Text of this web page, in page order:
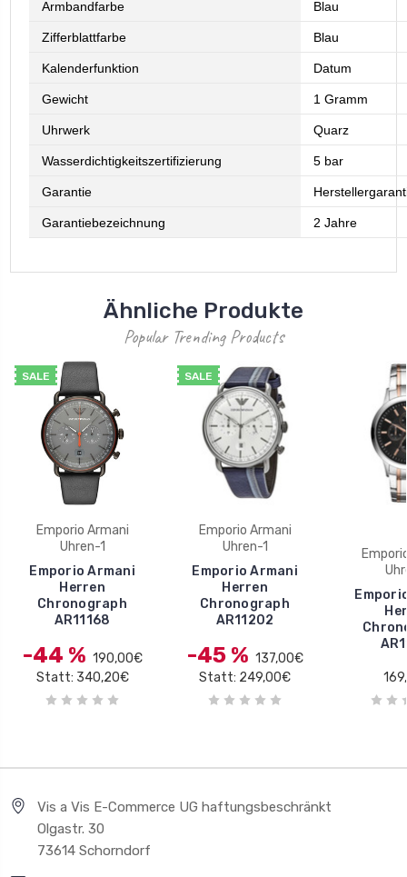
Armbandfarbe Blau
Zifferblattfarbe Blau
Kalenderfunktion Datum
Gewicht 1 Gramm
Uhrwerk Quarz
Wasserdichtigkeitszertifizierung 5 bar
Garantie
Garantiebezeichnung 2 Jahre
Ähnliche Produkte
Popular Trending Products
SALE
Emporio Armani
Uhren-1
Emporio Armani
Herren
Chronograph
AR11168
-44 % 190,00€
Statt: 340,20€
SALE
Emporio Armani
Uhren-1
Emporio Armani
Herren
Chronograph
AR11202
-45 % 137,00€
Statt: 249,00€
Vis a Vis E-Commerce UG haftungsbeschränkt
Olgastr. 30
73614 Schorndorf